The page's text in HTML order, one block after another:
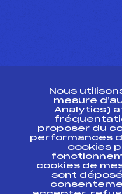
Ressources
Pass’Neige
Projet sportif
Projet de
Antidopage
Pôle
Nous
mesure
Analytics)
proposer du
performances
cookies
cookies de
sont